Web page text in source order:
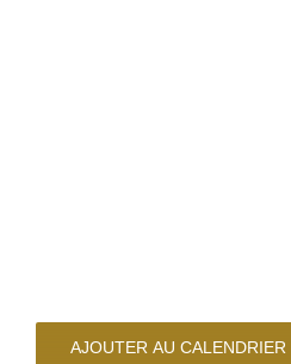
AJOUTER AU CALENDRIER